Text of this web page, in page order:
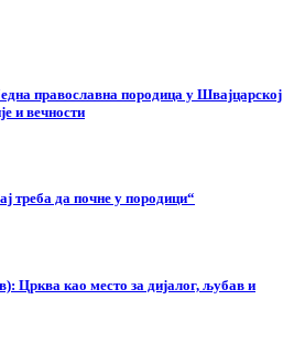
православна породица у Швајцарској
и вечности
треба да почне у породици“
Црква као место за дијалог, љубав и